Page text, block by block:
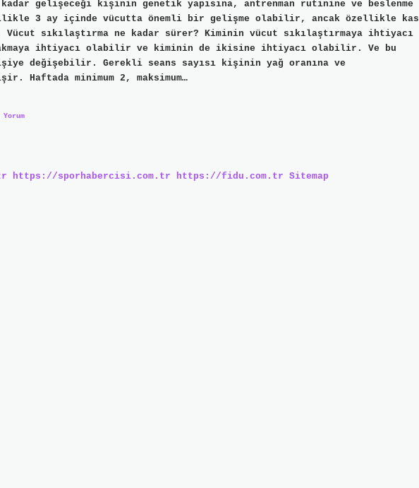
gelişeceği kişinin genetik yapısına, antrenman rutinine ve beslenme
3 ay içinde vücutta önemli bir gelişme olabilir, ancak özellikle kas
Vücut sıkılaştırma ne kadar sürer? Kiminin vücut sıkılaştırmaya ihtiyacı
ihtiyacı olabilir ve kiminin de ikisine ihtiyacı olabilir. Ve bu
değişebilir. Gerekli seans sayısı kişinin yağ oranına ve
Haftada minimum 2, maksimum…
Yorum
https://sporhabercisi.com.tr https://fidu.com.tr Sitemap